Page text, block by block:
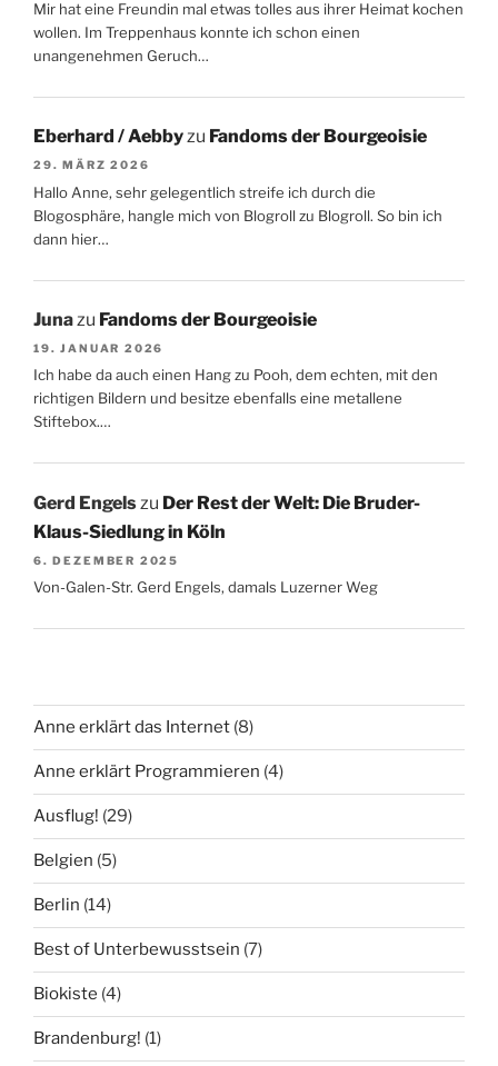
Mir hat eine Freundin mal etwas tolles aus ihrer Heimat kochen
wollen. Im Treppenhaus konnte ich schon einen
unangenehmen Geruch…
Eberhard / Aebbyzu Fandoms der Bourgeoisie
29. MÄRZ 2026
Hallo Anne, sehr gelegentlich streife ich durch die
Blogosphäre, hangle mich von Blogroll zu Blogroll. So bin ich
dann hier…
Junazu Fandoms der Bourgeoisie
19. JANUAR 2026
Ich habe da auch einen Hang zu Pooh, dem echten, mit den
richtigen Bildern und besitze ebenfalls eine metallene
Stiftebox.…
Gerd Engelszu Der Rest der Welt: Die Bruder-
Klaus-Siedlung in Köln
6. DEZEMBER 2025
Von-Galen-Str. Gerd Engels, damals Luzerner Weg
Anne erklärt das Internet (8)
Anne erklärt Programmieren (4)
Ausflug! (29)
Belgien (5)
Berlin (14)
Best of Unterbewusstsein (7)
Biokiste (4)
Brandenburg! (1)